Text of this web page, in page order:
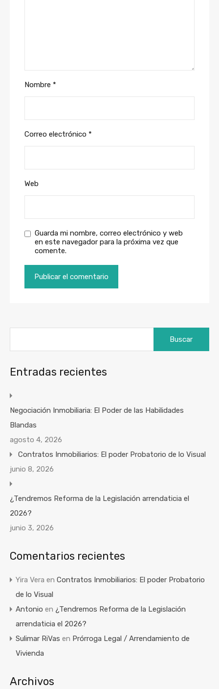
Nombre *
Correo electrónico *
Web
Guarda mi nombre, correo electrónico y web
en este navegador para la próxima vez que
comente.
Entradas recientes
Negociación Inmobiliaria: El Poder de las Habilidades
Blandas
agosto 4, 2026
Contratos Inmobiliarios: El poder Probatorio de lo Visual
junio 8, 2026
¿Tendremos Reforma de la Legislación arrendaticia el
2026?
junio 3, 2026
Comentarios recientes
Yira Vera en Contratos Inmobiliarios: El poder Probatorio
de lo Visual
Antonio en ¿Tendremos Reforma de la Legislación
arrendaticia el 2026?
Sulimar RiVas en Prórroga Legal / Arrendamiento de
Vivienda
Archivos